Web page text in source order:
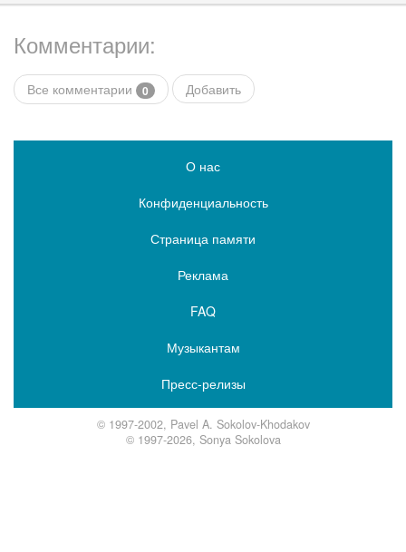
Комментарии:
Все комментарии 0 Добавить
О нас
Конфиденциальность
Страница памяти
Реклама
FAQ
Музыкантам
Пресс-релизы
© 1997-2002, Pavel A. Sokolov-Khodakov
© 1997-2026, Sonya Sokolova